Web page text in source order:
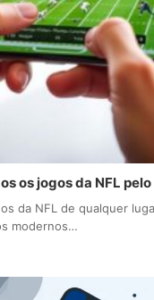
os jogos da NFL
da NFL de qualquer
modernos…